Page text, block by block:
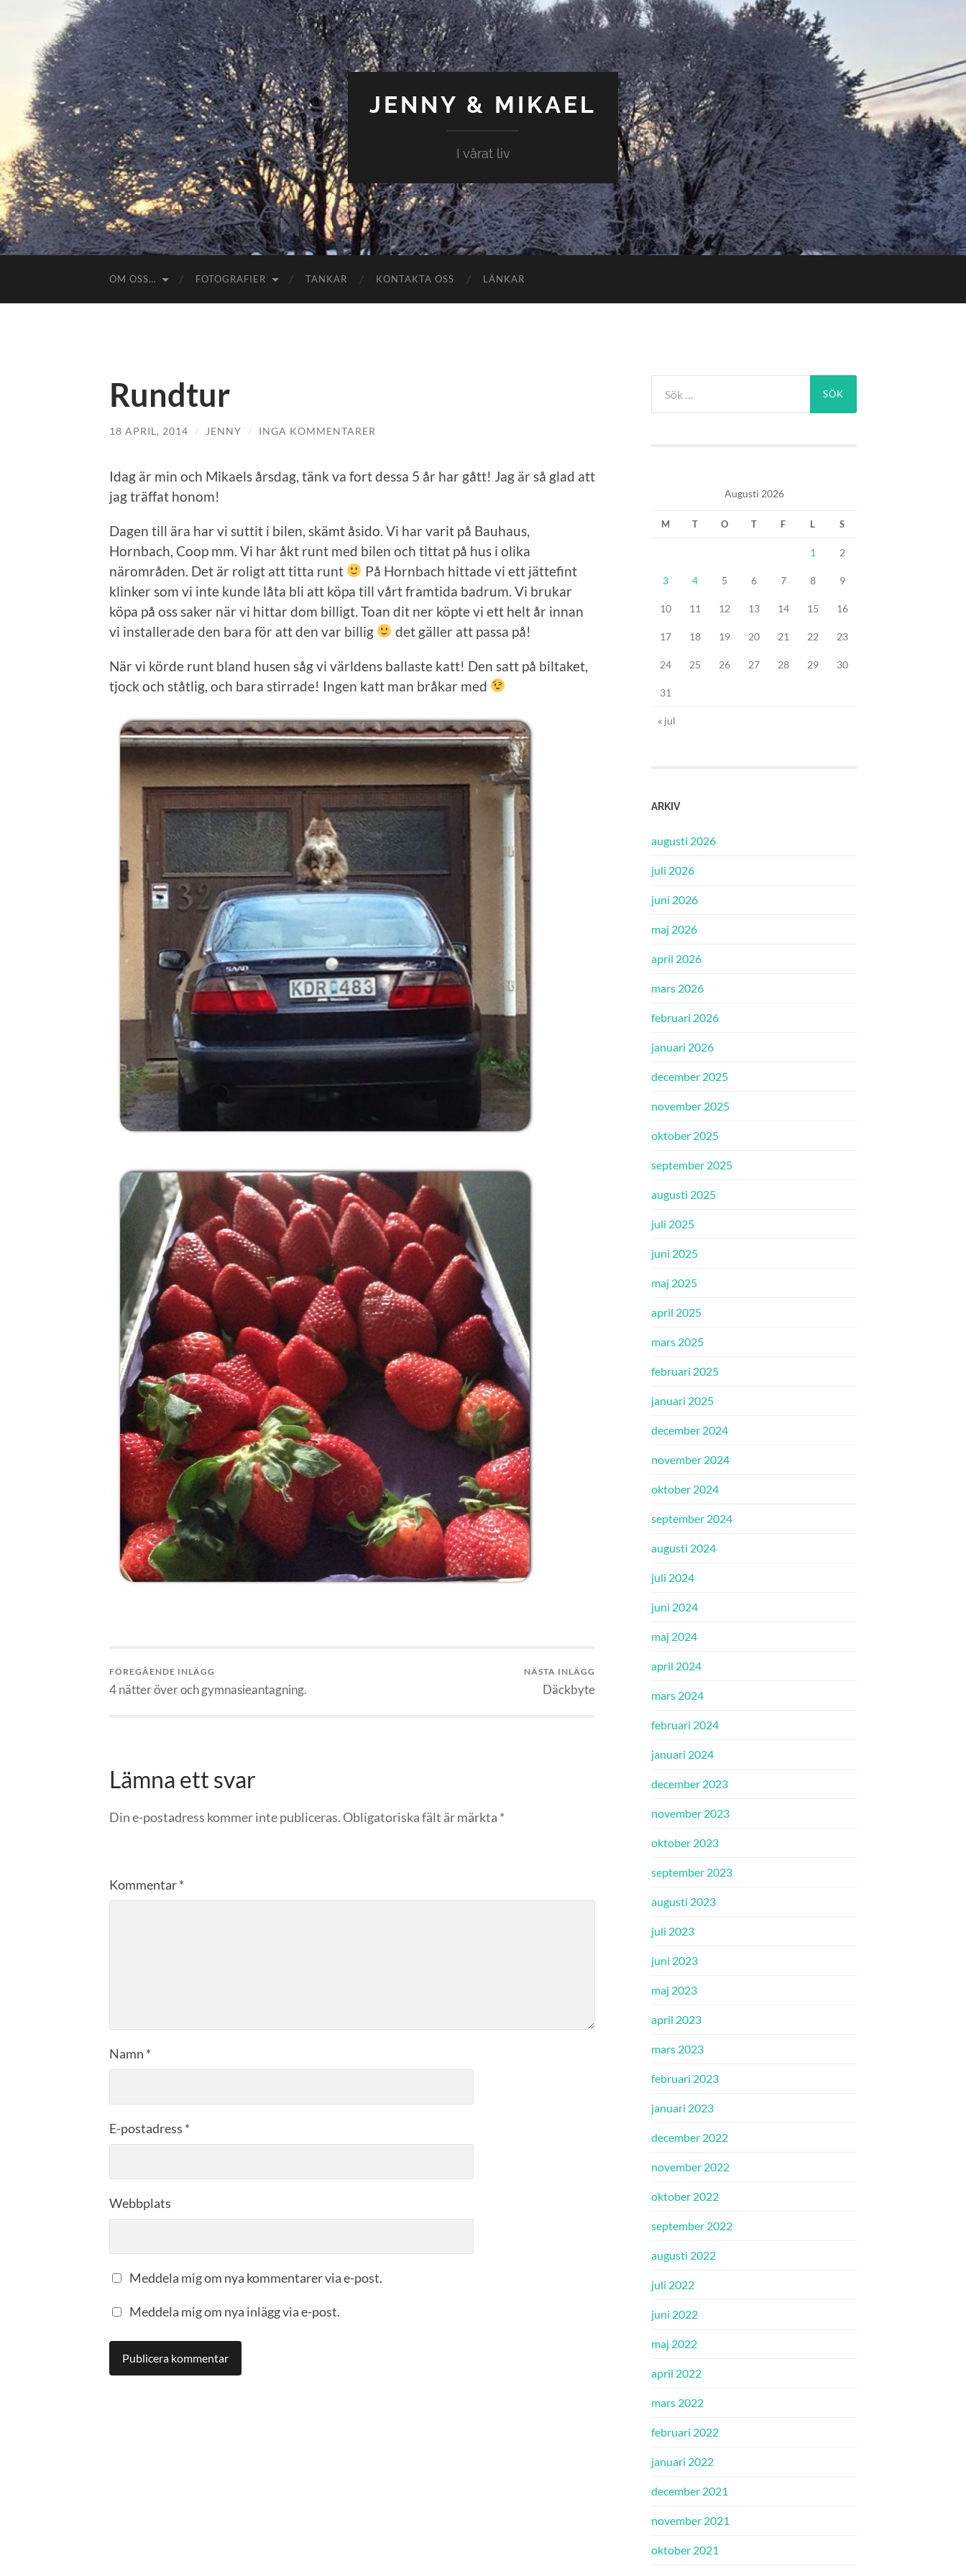
JENNY & MIKAEL
I vårat liv
OM OSS… FOTOGRAFIER TANKAR KONTAKTA OSS LÄNKAR
Rundtur
18 APRIL, 2014 / JENNY / INGA KOMMENTARER
Idag är min och Mikaels årsdag, tänk va fort dessa 5 år har gått! Jag är så glad att
jag träffat honom!
Dagen till ära har vi suttit i bilen, skämt åsido. Vi har varit på Bauhaus,
Hornbach, Coop mm. Vi har åkt runt med bilen och tittat på hus i olika
närområden. Det är roligt att titta runt
På Hornbach hittade vi ett jättefint
klinker som vi inte kunde låta bli att köpa till vårt framtida badrum. Vi brukar
köpa på oss saker när vi hittar dom billigt. Toan dit ner köpte vi ett helt år innan
vi installerade den bara för att den var billig
det gäller att passa på!
När vi körde runt bland husen såg vi världens ballaste katt! Den satt på biltaket,
tjock och ståtlig, och bara stirrade! Ingen katt man bråkar med
FÖREGÅENDE INLÄGG
4 nätter över och gymnasieantagning.
NÄSTA INLÄGG
Däckbyte
Lämna ett svar
Din e-postadress kommer inte publiceras.Obligatoriska fält är märkta *
Kommentar*
Namn *
E-postadress *
Webbplats
Meddela mig om nya kommentarer via e-post.
Meddela mig om nya inlägg via e-post.
efter:
Augusti 2026
M T O T F L S
1 2
3 4 5 6 7 8 9
10 11 12 13 14 15 16
17 18 19 20 21 22 23
24 25 26 27 28 29 30
31
« jul
ARKIV
augusti 2026
juli 2026
juni 2026
maj 2026
april 2026
mars 2026
februari 2026
januari 2026
december 2025
november 2025
oktober 2025
september 2025
augusti 2025
juli 2025
juni 2025
maj 2025
april 2025
mars 2025
februari 2025
januari 2025
december 2024
november 2024
oktober 2024
september 2024
augusti 2024
juli 2024
juni 2024
maj 2024
april 2024
mars 2024
februari 2024
januari 2024
december 2023
november 2023
oktober 2023
september 2023
augusti 2023
juli 2023
juni 2023
maj 2023
april 2023
mars 2023
februari 2023
januari 2023
december 2022
november 2022
oktober 2022
september 2022
augusti 2022
juli 2022
juni 2022
maj 2022
april 2022
mars 2022
februari 2022
januari 2022
december 2021
november 2021
oktober 2021